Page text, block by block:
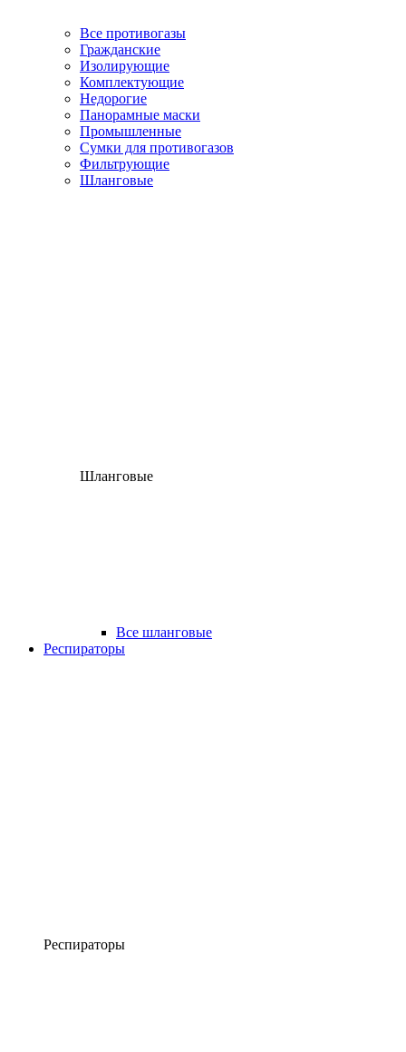
Все противогазы
Гражданские
Изолирующие
Комплектующие
Недорогие
Панорамные маски
Промышленные
Сумки для противогазов
Фильтрующие
Шланговые
Шланговые
Все шланговые
Респираторы
Респираторы